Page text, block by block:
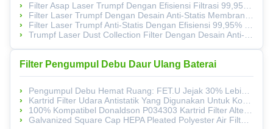
Filter Asap Laser Trumpf Dengan Efisiensi Filtrasi 99,95%, Perlindungan Anti-Statis, Dan Media Poliester Yang Dilapisi PTFE Untuk Sistem Ekstraksi Laser
Filter Laser Trumpf Dengan Desain Anti-Statis Membran EPTFE Dan Teknologi Filtrasi Permukaan
Filter Laser Trumpf Anti-Statis Dengan Efisiensi 99,95% Dan Polyester Lapisan PTFE Untuk Pemotongan Laser Yang Aman
Trumpf Laser Dust Collection Filter Dengan Desain Anti-Statis, Efisiensi 99,95%, Dan Media Polyester Yang Dilapisi PTFE
Filter Pengumpul Debu Daur Ulang Baterai
Pengumpul Debu Hemat Ruang: FET.U Jejak 30% Lebih Kecil + Opsi ATEX + Efisiensi 99.9%
Kartrid Filter Udara Antistatik Yang Digunakan Untuk Kondisi Buktinya Ledakan Bubuk Efisiensi 99,9%
100% Kompatibel Donaldson P034303 Kartrid Filter Alternatif Untuk Sandblasting Booths
Galvanized Square Cap HEPA Pleated Polyester Air Filter Cartridge With 1 Year Warranty And 5Kg Weight